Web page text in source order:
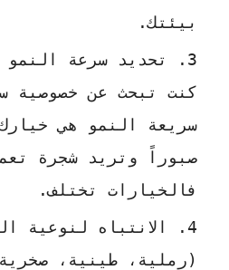
بيئتك.
تحديد سرعة النمو
كنت تبحث عن خصوصية
سريعة النمو هي
صبوراً وتريد شجرة
فالخيارات تختلف.
الانتباه لنوعية
(رملية، طينية،